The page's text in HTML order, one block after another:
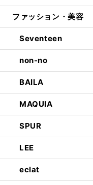
ファッション・美容
Seventeen
non-no
BAILA
MAQUIA
SPUR
LEE
eclat